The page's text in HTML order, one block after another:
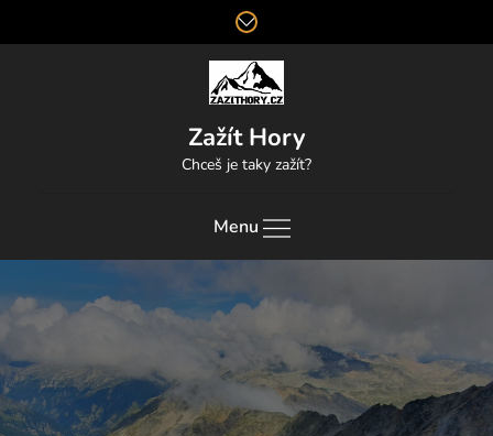
to
Zažít Hory
Chceš je taky zažít?
Menu